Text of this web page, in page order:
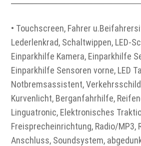
• Touchscreen, Fahrer
Lederlenkrad, Schaltwippen, LED-
Einparkhilfe Kamera, Einparkhilfe
Einparkhilfe Sensoren vorne, LED
Notbremsassistent,
Kurvenlicht, Berganfahrhilfe,
Linguatronic, Elektronisches
Freisprecheinrichtung, Radio/MP3,
Anschluss, Soundsystem,